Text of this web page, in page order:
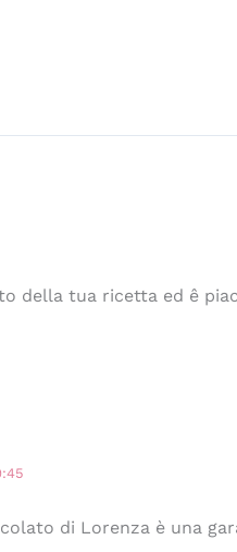
della tua ricetta ed ê
di Lorenza è una